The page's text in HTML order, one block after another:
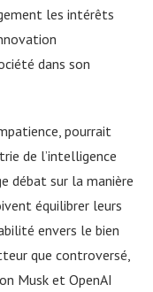
les intérêts
dans son
pourrait
de l’intelligence
débat sur la manière
équilibrer leurs
envers le bien
que controversé,
Musk et OpenAI